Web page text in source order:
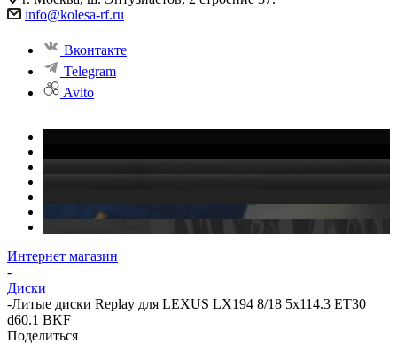
info@kolesa-rf.ru
Вконтакте
Telegram
Avito
Интернет магазин
-
Диски
-Литые диски Replay для LEXUS LX194 8/18 5x114.3 ET30
d60.1 BKF
Поделиться